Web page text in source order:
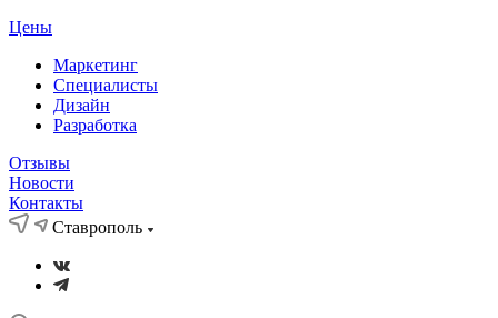
Цены
Маркетинг
Специалисты
Дизайн
Разработка
Отзывы
Новости
Контакты
Ставрополь